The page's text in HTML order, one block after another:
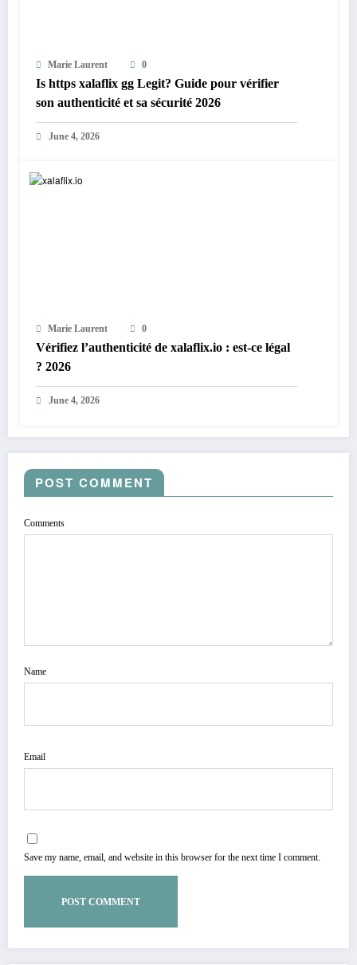
Marie Laurent 0
Is https xalaflix gg Legit? Guide pour vérifier
son authenticité et sa sécurité 2026
June 4, 2026
Marie Laurent 0
Vérifiez l’authenticité de xalaflix.io : est-ce légal
? 2026
June 4, 2026
POST COMMENT
Comments
Name
Email
Save my name, email, and website in this browser for the next time I comment.